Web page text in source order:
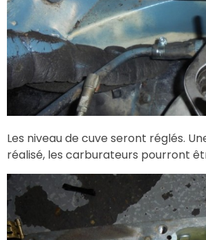
Les niveau de cuve seront réglés.
réalisé, les carburateurs pourront